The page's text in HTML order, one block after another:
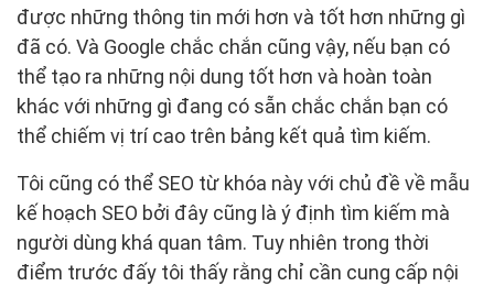
được những thông tin mới hơn và tốt hơn những gì
đã có. Và Google chắc chắn cũng vậy, nếu bạn có
thể tạo ra những nội dung tốt hơn và hoàn toàn
khác với những gì đang có sẵn chắc chắn bạn có
thể chiếm vị trí cao trên bảng kết quả tìm kiếm.
Tôi cũng có thể SEO từ khóa này với chủ đề về mẫu
kế hoạch SEO bởi đây cũng là ý định tìm kiếm mà
người dùng khá quan tâm. Tuy nhiên trong thời
điểm trước đấy tôi thấy rằng chỉ cần cung cấp nội